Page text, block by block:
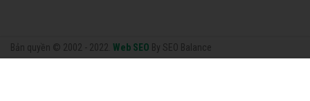
Bản quyền © 2002 - 2022. Web SEO By SEO Balance